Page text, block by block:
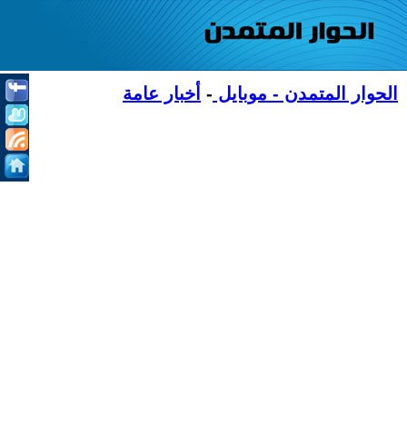
الحوار المتمدن - موبايل - أخبار عامة